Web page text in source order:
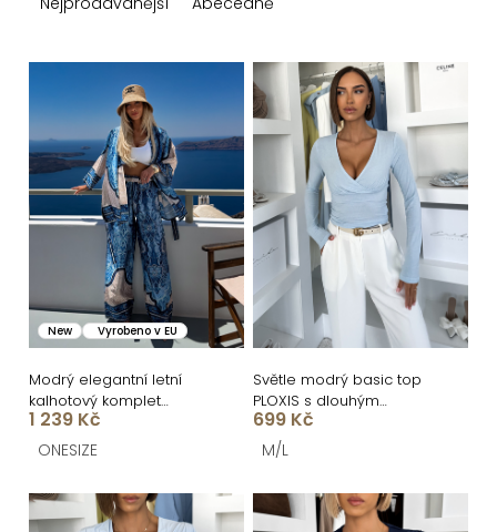
n
í
p
r
o
k
t
ů
ý
p
i
s
o
d
u
k
ů
New Vyrobeno v EU
Modrý elegantní letní
kalhotový komplet
ORELISA s ornamenty
1 239 Kč
ONESIZE
Světle modrý basic top
PLOXIS s dlouhým
rukávem
699 Kč
M/L